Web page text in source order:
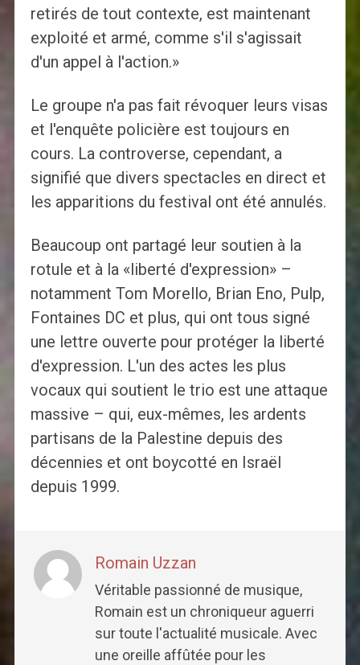
retirés de tout contexte, est maintenant
exploité et armé, comme s'il s'agissait
d'un appel à l'action.»
Le groupe n'a pas fait révoquer leurs visas
et l'enquête policière est toujours en
cours. La controverse, cependant, a
signifié que divers spectacles en direct et
les apparitions du festival ont été annulés.
Beaucoup ont partagé leur soutien à la
rotule et à la «liberté d'expression» –
notamment Tom Morello, Brian Eno, Pulp,
Fontaines DC et plus, qui ont tous signé
une lettre ouverte pour protéger la liberté
d'expression. L'un des actes les plus
vocaux qui soutient le trio est une attaque
massive – qui, eux-mêmes, les ardents
partisans de la Palestine depuis des
décennies et ont boycotté en Israël
depuis 1999.
Romain Uzzan
Véritable passionné de musique,
Romain est un chroniqueur aguerri
sur toute l'actualité musicale. Avec
une oreille affûtée pour les